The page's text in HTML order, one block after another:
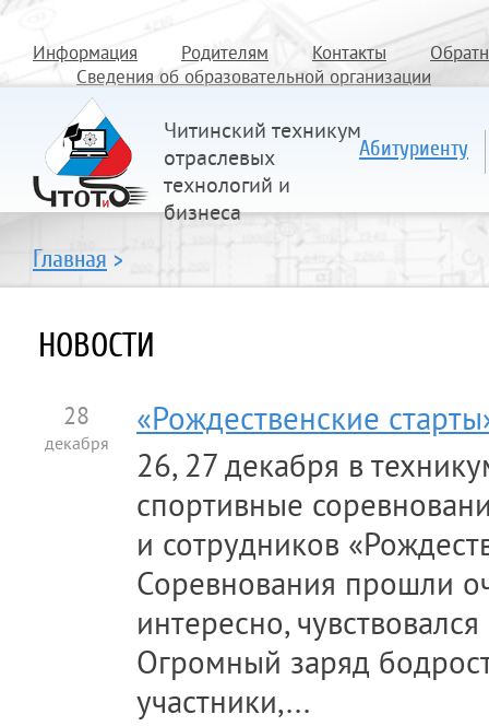
Информация Родителям Контакты
Сведения об образовательной организации
Читинский техникум
отраслевых
технологий и
бизнеса
Абитуриенту
Главная >
НОВОСТИ
28
декабря
«Рождественские
26, 27 декабря в
спортивные
и сотрудников
Соревнования прошли
интересно,
Огромный заряд
участники,...